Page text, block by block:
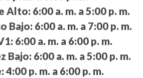
Alto: 6:00 a. m. a 5:00 p. m.
Bajo: 6:00 a. m. a 7:00 p. m.
6:00 a. m. a 6:00 p. m.
Bajo: 6:00 a. m. a 5:00 p. m.
4:00 p. m. a 6:00 p. m.